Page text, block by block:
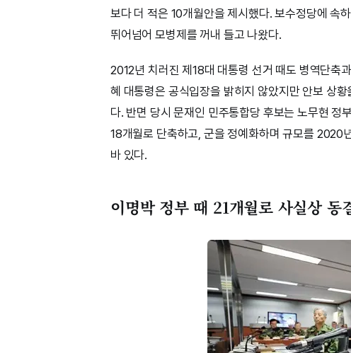
보다 더 적은 10개월안을 제시했다. 보수정당에 속
뛰어넘어 모병제를 꺼내 들고 나왔다.
2012년 치러진 제18대 대통령 선거 때도 병역단축
혜 대통령은 공식입장을 밝히지 않았지만 안보 상
다. 반면 당시 문재인 민주통합당 후보는 노무현 정
18개월로 단축하고, 군을 정예화하며 규모를 2020
바 있다.
이명박 정부 때 21개월로 사실상 동